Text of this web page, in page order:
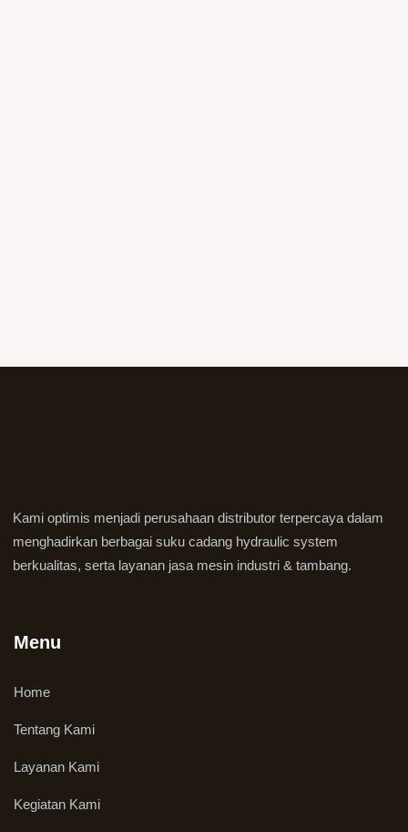
Kami optimis menjadi perusahaan distributor terpercaya dalam
menghadirkan berbagai suku cadang hydraulic system
berkualitas, serta layanan jasa mesin industri & tambang.
Menu
Home
Tentang Kami
Layanan Kami
Kegiatan Kami